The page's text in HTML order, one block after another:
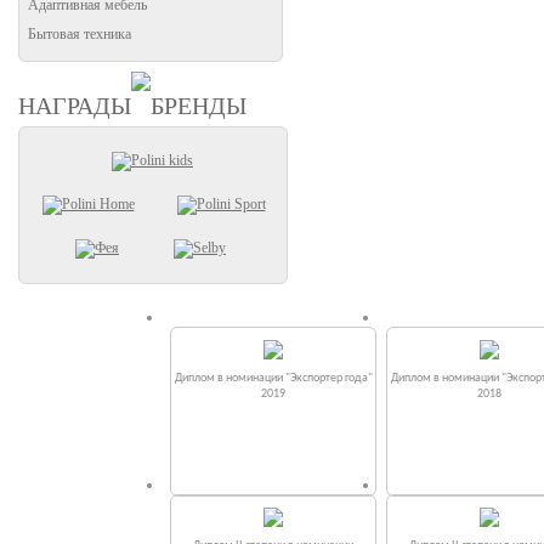
Адаптивная мебель
Бытовая техника
НАГРАДЫ БРЕНДЫ
Диплом в номинации "Экспортер года"
2019
Диплом в номинации
2018